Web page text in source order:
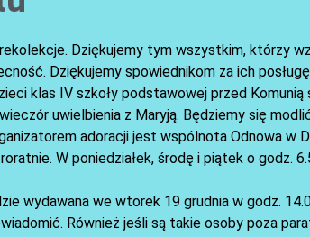
Dziękujemy tym wszystkim, którzy
Dziękujemy spowiednikom za ich
klas IV szkoły podstawowej przed
uwielbienia z Maryją. Będziemy się
adoracji jest wspólnota Odnowa w
W poniedziałek, środę i piątek o godz.
wydawana we wtorek 19 grudnia w godz.
Również jeśli są takie osoby poza